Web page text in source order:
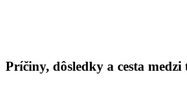
Príčiny, dôsledky a cesta medzi